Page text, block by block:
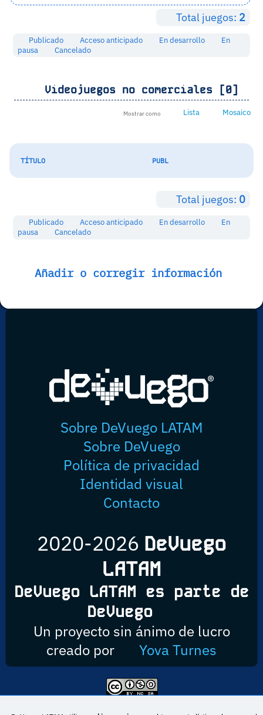
Total juegos: 2
Publicado Acceso anticipado En desarrollo
En
pausa
Cancelado
Videojuegos no comerciales [0]
Mostrar como Lista Mosaico
TÍTULO PUBL
Total juegos: 0
Publicado Acceso anticipado En desarrollo
En
pausa
Cancelado
Añadir o corregir información
Sobre DeVuego LATAM
Sobre DeVuego
Política de privacidad
Identidad visual
Contacto
2020-2026 DeVuego
LATAM
DeVuego LATAM es parte de
DeVuego
Un proyecto sin ánimo de lucro
creado por
Yova Turnes